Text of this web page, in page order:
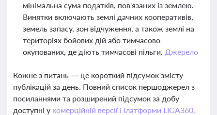
мінімальна сума податків, пов'язаних із землею.
Винятки включають землі дачних кооперативів,
земель запасу, зон відчуження, а також землі на
територіях бойових дій або тимчасово
окупованих, де діють тимчасові пільги. Джерело
Кожне з питань — це короткий підсумок змісту
публікацій за день. Повний список першоджерел з
посиланнями та розширений підсумок за добу
доступні у комерційній версії Платформи LIGA360.